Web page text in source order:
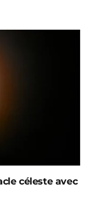
céleste avec